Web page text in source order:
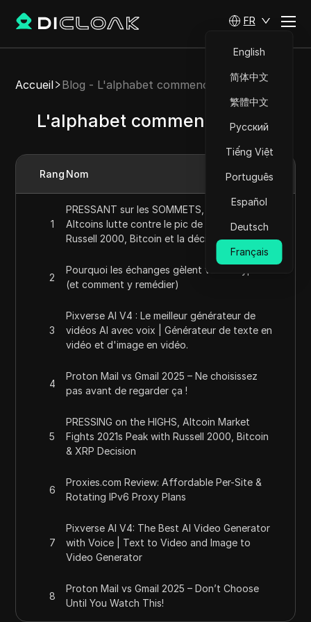
FR
English
简体中文
繁體中文
Русский
Tiếng Việt
Português
Español
Deutsch
Français
Accueil Blog - L'alphabet commence par P
L'alphabet commence par P
Rang Nom
1
PRESSANT sur les SOMMETS, le marché des
Altcoins lutte contre le pic de 2021 avec le
Russell 2000, Bitcoin et la décision sur XRP.
2
Pourquoi les échanges gèlent votre crypto
(et comment y remédier)
3
Pixverse AI V4 : Le meilleur générateur de
vidéos AI avec voix | Générateur de texte en
vidéo et d'image en vidéo.
4
Proton Mail vs Gmail 2025 – Ne choisissez
pas avant de regarder ça !
5
PRESSING on the HIGHS, Altcoin Market
Fights 2021s Peak with Russell 2000, Bitcoin
& XRP Decision
6
Proxies.com Review: Affordable Per-Site &
Rotating IPv6 Proxy Plans
7
Pixverse AI V4: The Best AI Video Generator
with Voice | Text to Video and Image to
Video Generator
8
Proton Mail vs Gmail 2025 – Don’t Choose
Until You Watch This!